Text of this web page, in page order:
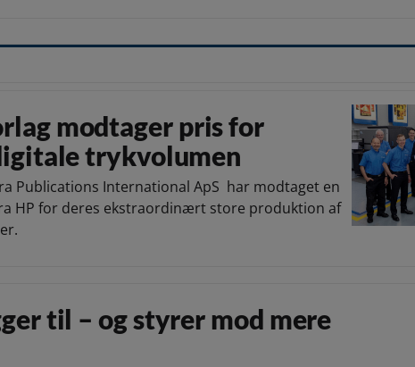
modtager pris for
trykvolumen
Publications International ApS har modtaget en
HP for deres ekstraordinært store produktion af
til – og styrer mod mere